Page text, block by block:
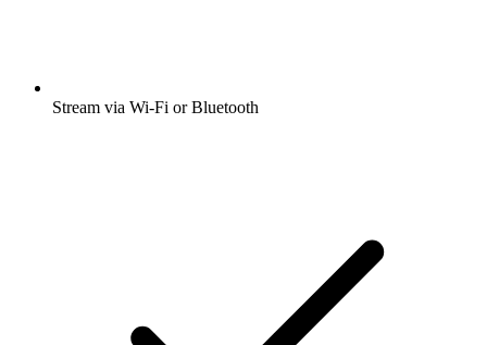
Stream via Wi-Fi or Bluetooth